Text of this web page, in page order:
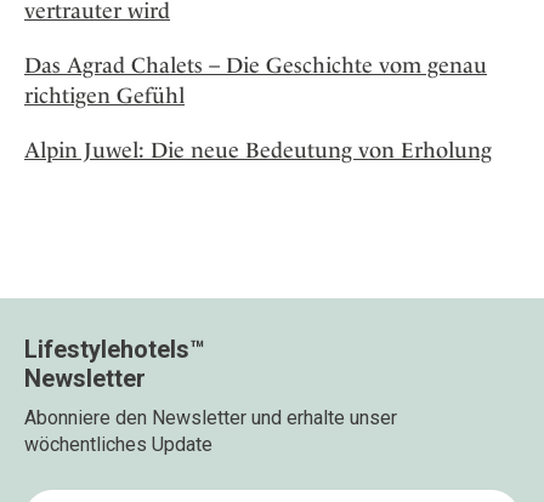
vertrauter wird
Das Agrad Chalets – Die Geschichte vom genau
richtigen Gefühl
Alpin Juwel: Die neue Bedeutung von Erholung
Lifestylehotels™
Newsletter
Abonniere den Newsletter und erhalte unser
wöchentliches Update